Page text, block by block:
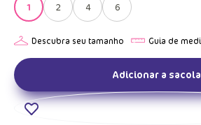
1 2 4 6
Adicionar a sacola